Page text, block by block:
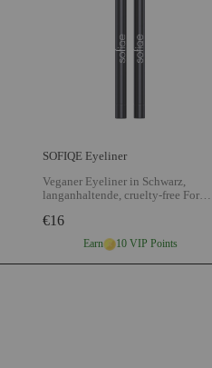
SOFIQE Eyeliner
Veganer Eyeliner in Schwarz,
langanhaltende, cruelty-free Formel
ganzen Tag langen Halt
SOFIQE Eyeliner
€16
Earn 10 VIP Points